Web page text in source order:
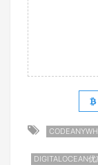
DIGITALOCEAN优